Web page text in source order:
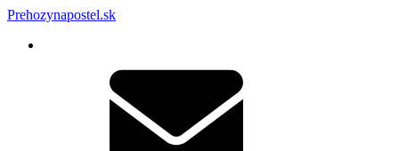
Prehozynapostel.sk